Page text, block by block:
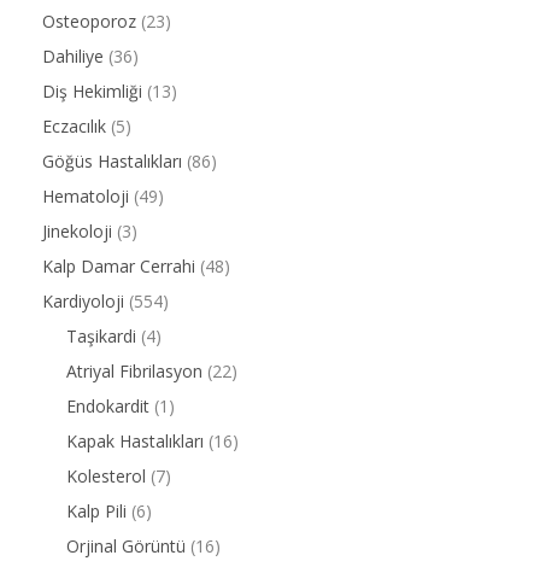
Osteoporoz (23)
Dahiliye (36)
Diş Hekimliği (13)
Eczacılık (5)
Göğüs Hastalıkları (86)
Hematoloji (49)
Jinekoloji (3)
Kalp Damar Cerrahi (48)
Kardiyoloji (554)
Taşikardi (4)
Atriyal Fibrilasyon (22)
Endokardit (1)
Kapak Hastalıkları (16)
Kolesterol (7)
Kalp Pili (6)
Orjinal Görüntü (16)